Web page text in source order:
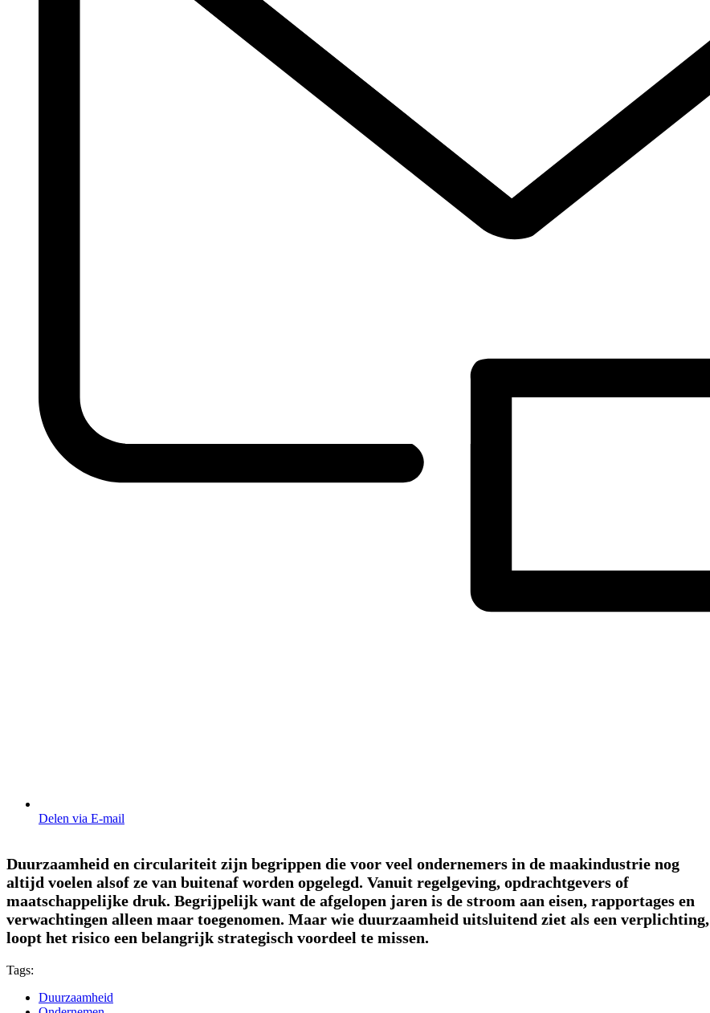
Delen via E-mail
Duurzaamheid en circulariteit zijn begrippen die voor veel ondernemers in de maakindustrie nog
altijd voelen alsof ze van buitenaf worden opgelegd. Vanuit regelgeving, opdrachtgevers of
maatschappelijke druk. Begrijpelijk want de afgelopen jaren is de stroom aan eisen, rapportages en
verwachtingen alleen maar toegenomen. Maar wie duurzaamheid uitsluitend ziet als een verplichting,
loopt het risico een belangrijk strategisch voordeel te missen.
Tags:
Duurzaamheid